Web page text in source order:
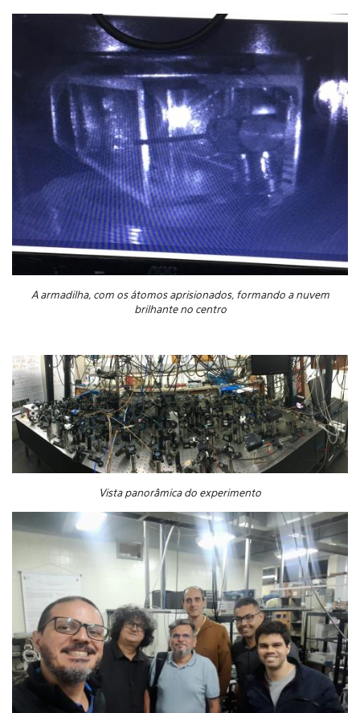
A armadilha, com os átomos aprisionados, formando a nuvem
brilhante no centro
Vista panorâmica do experimento